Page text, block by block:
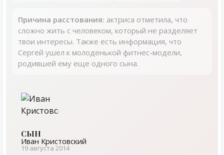
Причина расстования: актриса отметила, что
сложно жить с человеком, который не разделяет
твои интересы. Также есть информация, что
Сергей ушел к молоденькой фитнес-модели,
родившей ему еще одного сына.
СЫН
Иван Кристовский
19 августа 2014